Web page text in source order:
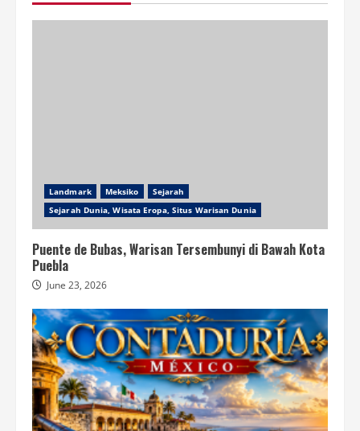
Landmark Meksiko
Sejarah
Sejarah Dunia, Wisata Eropa, Situs Warisan Dunia
Puente de Bubas, Warisan Tersembunyi di Bawah Kota
Puebla
June 23, 2026